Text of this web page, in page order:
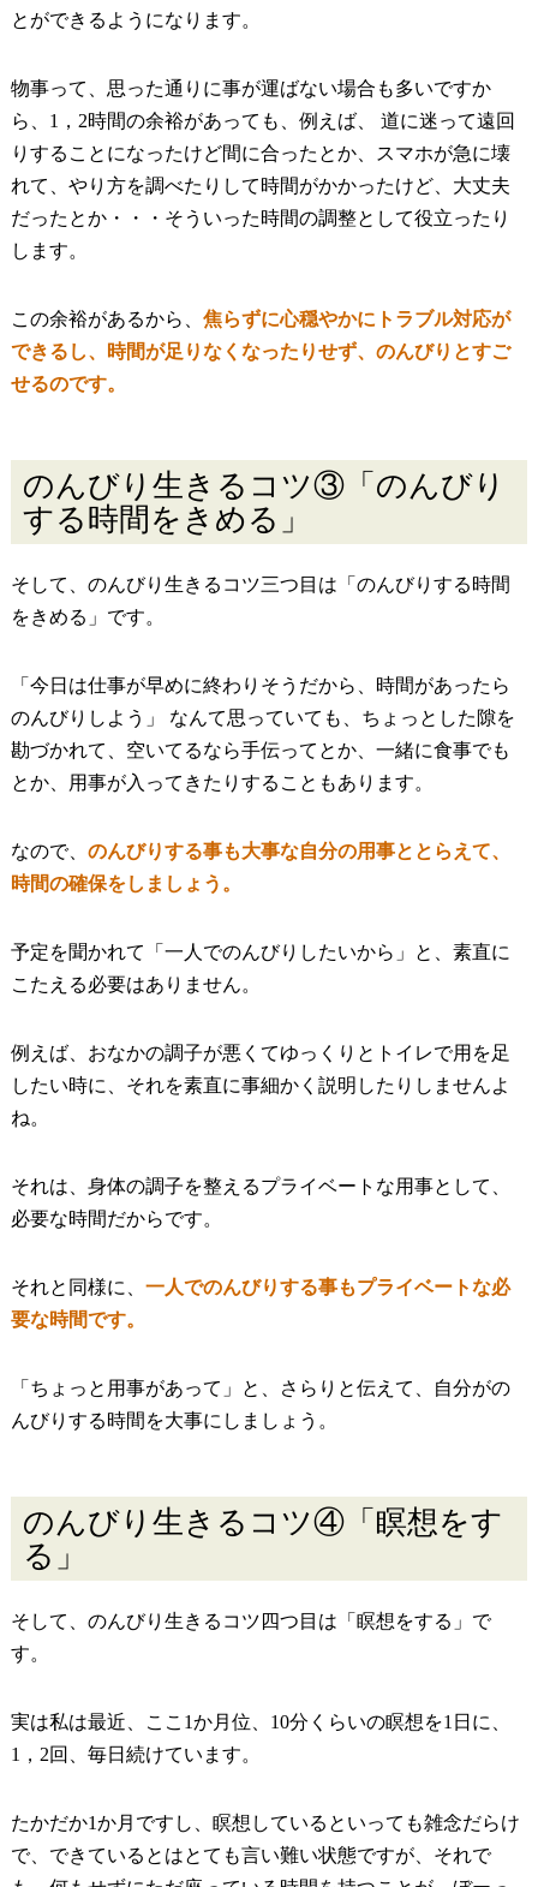
とができるようになります。
物事って、思った通りに事が運ばない場合も多いですか
ら、1，2時間の余裕があっても、例えば、 道に迷って遠回
りすることになったけど間に合ったとか、スマホが急に壊
れて、やり方を調べたりして時間がかかったけど、大丈夫
だったとか・・・そういった時間の調整として役立ったり
します。
この余裕があるから、 焦らずに心穏やかにトラブル対応が
できるし、時間が足りなくなったりせず、のんびりとすご
せるのです。
のんびり生きるコツ③「のんびり
する時間をきめる」
そして、のんびり生きるコツ三つ目は「のんびりする時間
をきめる」です。
「今日は仕事が早めに終わりそうだから、時間があったら
のんびりしよう」 なんて思っていても、ちょっとした隙を
勘づかれて、空いてるなら手伝ってとか、一緒に食事でも
とか、用事が入ってきたりすることもあります。
なので、 のんびりする事も大事な自分の用事ととらえて、
時間の確保をしましょう。
予定を聞かれて「一人でのんびりしたいから」と、素直に
こたえる必要はありません。
例えば、おなかの調子が悪くてゆっくりとトイレで用を足
したい時に、それを素直に事細かく説明したりしませんよ
ね。
それは、身体の調子を整えるプライベートな用事として、
必要な時間だからです。
それと同様に、 一人でのんびりする事もプライベートな必
要な時間です。
「ちょっと用事があって」と、さらりと伝えて、自分がの
んびりする時間を大事にしましょう。
のんびり生きるコツ④「瞑想をす
る」
そして、のんびり生きるコツ四つ目は「瞑想をする」で
す。
実は私は最近、ここ1か月位、10分くらいの瞑想を1日に、
1，2回、毎日続けています。
たかだか1か月ですし、瞑想しているといっても雑念だらけ
で、できているとはとても言い難い状態ですが、それで